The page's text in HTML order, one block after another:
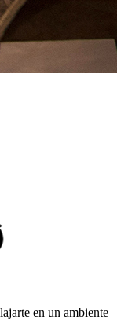
en un ambiente